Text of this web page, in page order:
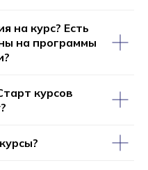
на курс? Есть
на программы
курсов